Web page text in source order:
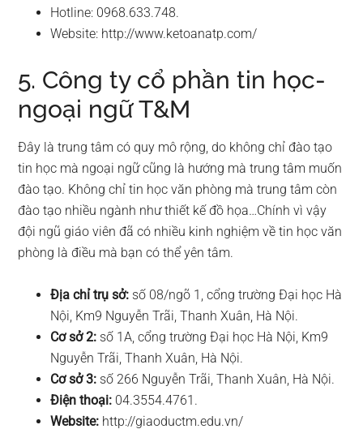
Hotline: 0968.633.748.
Website: http://www.ketoanatp.com/
5. Công ty cổ phần tin học-
ngoại ngữ T&M
Đây là trung tâm có quy mô rộng, do không chỉ đào tạo
tin học mà ngoại ngữ cũng là hướng mà trung tâm muốn
đào tạo. Không chỉ tin học văn phòng mà trung tâm còn
đào tạo nhiều ngành như thiết kế đồ họa…Chính vì vậy
đội ngũ giáo viên đã có nhiều kinh nghiệm về tin học văn
phòng là điều mà bạn có thể yên tâm.
Địa chỉ trụ sở: số 08/ngõ 1, cổng trường Đại học Hà
Nội, Km9 Nguyễn Trãi, Thanh Xuân, Hà Nội.
Cơ sở 2: số 1A, cổng trường Đại học Hà Nội, Km9
Nguyễn Trãi, Thanh Xuân, Hà Nội.
Cơ sở 3: số 266 Nguyễn Trãi, Thanh Xuân, Hà Nội.
Điện thoại: 04.3554.4761.
Website: http://giaoductm.edu.vn/